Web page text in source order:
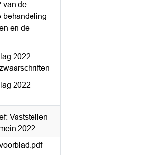
van de
behandeling
en de
2022
2022
Vaststellen
2022.